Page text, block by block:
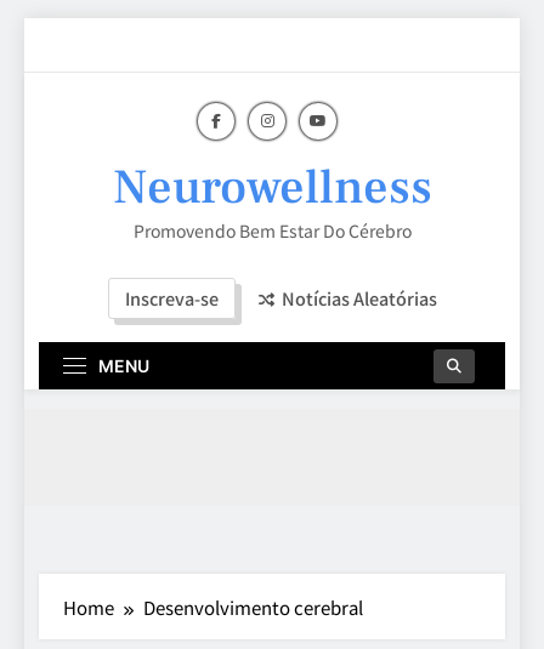
Neurowellness
Promovendo Bem Estar Do Cérebro
Inscreva-se Notícias Aleatórias
MENU
Home Desenvolvimento cerebral